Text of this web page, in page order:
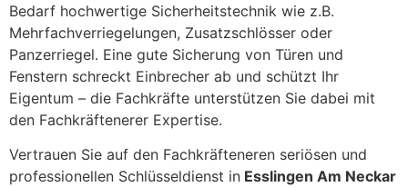
Bedarf hochwertige Sicherheitstechnik wie z.B.
Mehrfachverriegelungen, Zusatzschlösser oder
Panzerriegel. Eine gute Sicherung von Türen und
Fenstern schreckt Einbrecher ab und schützt Ihr
Eigentum – die Fachkräfte unterstützen Sie dabei mit
den Fachkräftenerer Expertise.
Vertrauen Sie auf den Fachkräfteneren seriösen und
professionellen Schlüsseldienst in Esslingen Am Neckar